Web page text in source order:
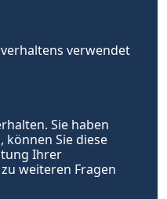
verwendet
Sie haben
Sie diese
Ihrer
weiteren Fragen